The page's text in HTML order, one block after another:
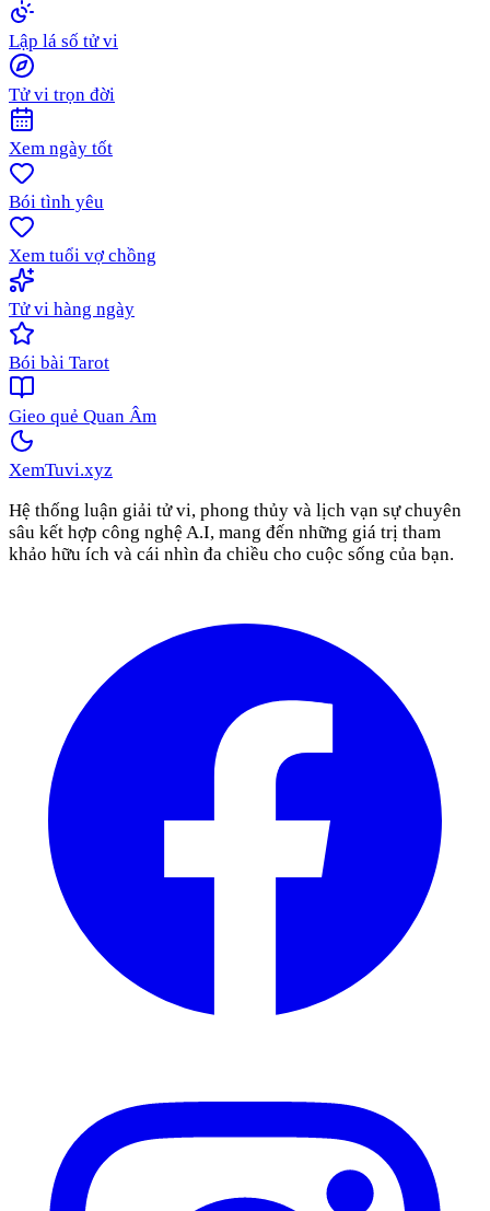
Lập lá số tử vi
Tử vi trọn đời
Xem ngày tốt
Bói tình yêu
Xem tuổi vợ chồng
Tử vi hàng ngày
Bói bài Tarot
Gieo quẻ Quan Âm
XemTuvi.xyz
Hệ thống luận giải tử vi, phong thủy và lịch vạn sự chuyên
sâu kết hợp công nghệ A.I, mang đến những giá trị tham
khảo hữu ích và cái nhìn đa chiều cho cuộc sống của bạn.